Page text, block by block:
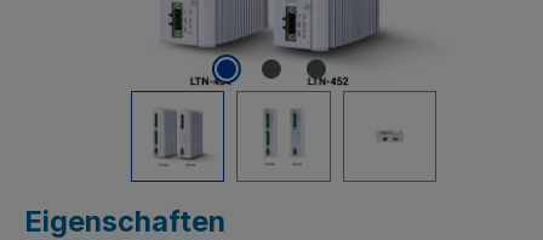
Eigenschaften